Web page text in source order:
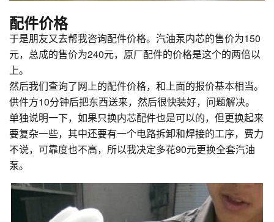
配件价格
于是朋友又去帮我咨询配件价格。汽油泵内芯的售价为150
元，总成的售价为240元，原厂配件的价格是这个的两倍以
上。
然后我们查询了网上的配件价格，和上面的报价基本相当。
供件方10分钟后把东西送来，然后很快装好，问题解决。
单独说明一下，如果只换内芯配件也是可以的，但更换起来
要复杂一些，其中还要有一个电路拆卸和焊接的工序，费力
不说，可靠度也不高，所以我决定多花90元更换全套汽油
泵。